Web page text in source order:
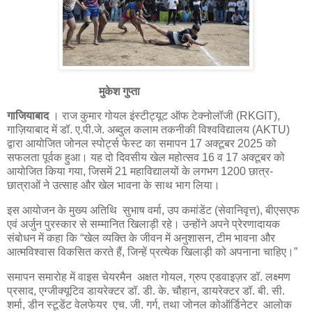
मुकेश गुप्ता
गाजियाबाद‌। राज कुमार गोयल इंस्टीट्यूट ऑफ टेक्नोलॉजी (RKGIT),
गाज़ियाबाद में डॉ. ए.पी.जे. अब्दुल कलाम तकनीकी विश्वविद्यालय (AKTU)
द्वारा आयोजित जोनल स्पोर्ट्स फेस्ट का समापन 17 अक्टूबर 2025 को
सफलता पूर्वक हुआ। यह दो दिवसीय खेल महोत्सव 16 व 17 अक्टूबर को
आयोजित किया गया, जिसमें 21 महाविद्यालयों के लगभग 1200 छात्र-
छात्राओं ने उत्साह और खेल भावना के साथ भाग लिया।
इस आयोजन के मुख्य अतिथि सुभाष वर्मा, उप कमांडेंट (सेवानिवृत्त), बीएसएफ
एवं अर्जुन पुरस्कार से सम्मानित खिलाड़ी रहे। उन्होंने अपने प्रेरणादायक
संबोधन में कहा कि “खेल व्यक्ति के जीवन में अनुशासन, टीम भावना और
आत्मविश्वास विकसित करते हैं, जिन्हें प्रत्येक खिलाड़ी को अपनाना चाहिए।”
समापन समारोह में वाइस चेयरमैन अक्षत गोयल, ग्रुप एडवाइज़र डॉ. लक्ष्मण
प्रसाद, एग्जीक्यूटिव डायरेक्टर डॉ. डी. के. चौहान, डायरेक्टर डॉ. बी. सी.
शर्मा, डीन स्टूडेंट वेलफेयर एच. जी. गर्ग, तथा जोनल कोऑर्डिनेटर आलोक